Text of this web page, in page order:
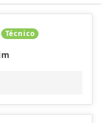
Técnico